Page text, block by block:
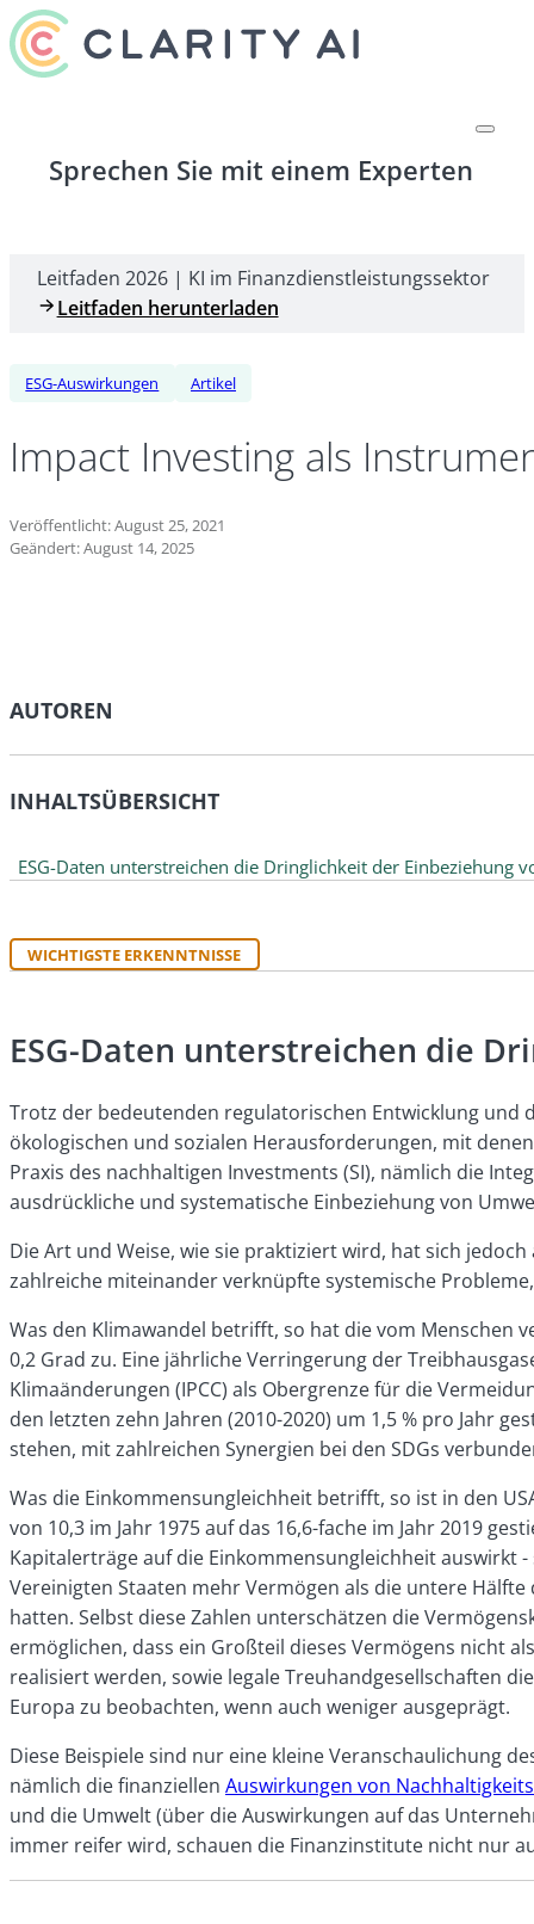
Sprechen Sie mit einem Experten
Leitfaden 2026 | KI im Finanzdienstleistungssektor
Leitfaden herunterladen
ESG-Auswirkungen Artikel
Impact Investing als
Veröffentlicht: August 25, 2021
Geändert: August 14, 2025
AUTOREN
INHALTSÜBERSICHT
ESG-Daten unterstreichen die Dringlichkeit der Einbeziehung
WICHTIGSTE ERKENNTNISSE
ESG-Daten unterstreichen die
Trotz der bedeutenden regulatorischen Entwicklung
ökologischen und sozialen Herausforderungen, mit
Praxis des nachhaltigen Investments (SI), nämlich die
ausdrückliche und systematische Einbeziehung von
Die Art und Weise, wie sie praktiziert wird, hat sich
zahlreiche miteinander verknüpfte systemische
Was den Klimawandel betrifft, so hat die vom Menschen
0,2 Grad zu. Eine jährliche Verringerung der
Klimaänderungen (IPCC) als Obergrenze für die
den letzten zehn Jahren (2010-2020) um 1,5 % pro Jahr
stehen, mit zahlreichen Synergien bei den SDGs
Was die Einkommensungleichheit betrifft, so ist in den
von 10,3 im Jahr 1975 auf das 16,6-fache im Jahr 2019
Kapitalerträge auf die Einkommensungleichheit auswirkt
Vereinigten Staaten mehr Vermögen als die untere
hatten. Selbst diese Zahlen unterschätzen die
ermöglichen, dass ein Großteil dieses Vermögens nicht
realisiert werden, sowie legale Treuhandgesellschaften
Europa zu beobachten, wenn auch weniger ausgeprägt.
Diese Beispiele sind nur eine kleine Veranschaulichung
nämlich die finanziellen Auswirkungen von
und die Umwelt (über die Auswirkungen auf das
immer reifer wird, schauen die Finanzinstitute nicht nur